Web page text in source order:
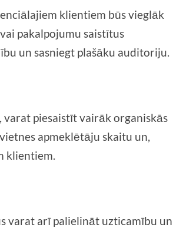
klientiem būs vieglāk
pakalpojumu saistītus
un sasniegt plašāku auditoriju.
piesaistīt vairāk organiskās
apmeklētāju skaitu un,
klientiem.
varat arī palielināt uzticamību un